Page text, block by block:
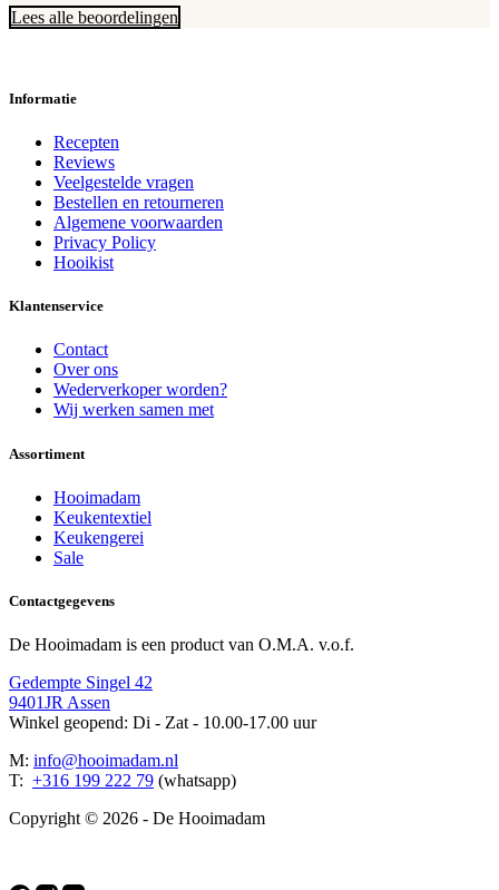
Lees alle beoordelingen
Informatie
Recepten
Reviews
Veelgestelde vragen
Bestellen en retourneren
Algemene voorwaarden
Privacy Policy
Hooikist
Klantenservice
Contact
Over ons
Wederverkoper worden?
Wij werken samen met
Assortiment
Hooimadam
Keukentextiel
Keukengerei
Sale
Contactgegevens
De Hooimadam is een product van O.M.A. v.o.f.
Gedempte Singel 42
9401JR Assen
Winkel geopend: Di - Zat - 10.00-17.00 uur
M: info@hooimadam.nl
T: +316 199 222 79 (whatsapp)
Copyright © 2026 - De Hooimadam